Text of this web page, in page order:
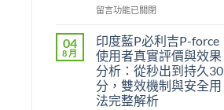
在
度
艾
力
達
雙
效
留言功能已關閉
04
8 月
印度藍P必利吉P-force
使用者真實評價與效果
分析：從秒出到持久30
分，雙效機制與安全用
法完整解析